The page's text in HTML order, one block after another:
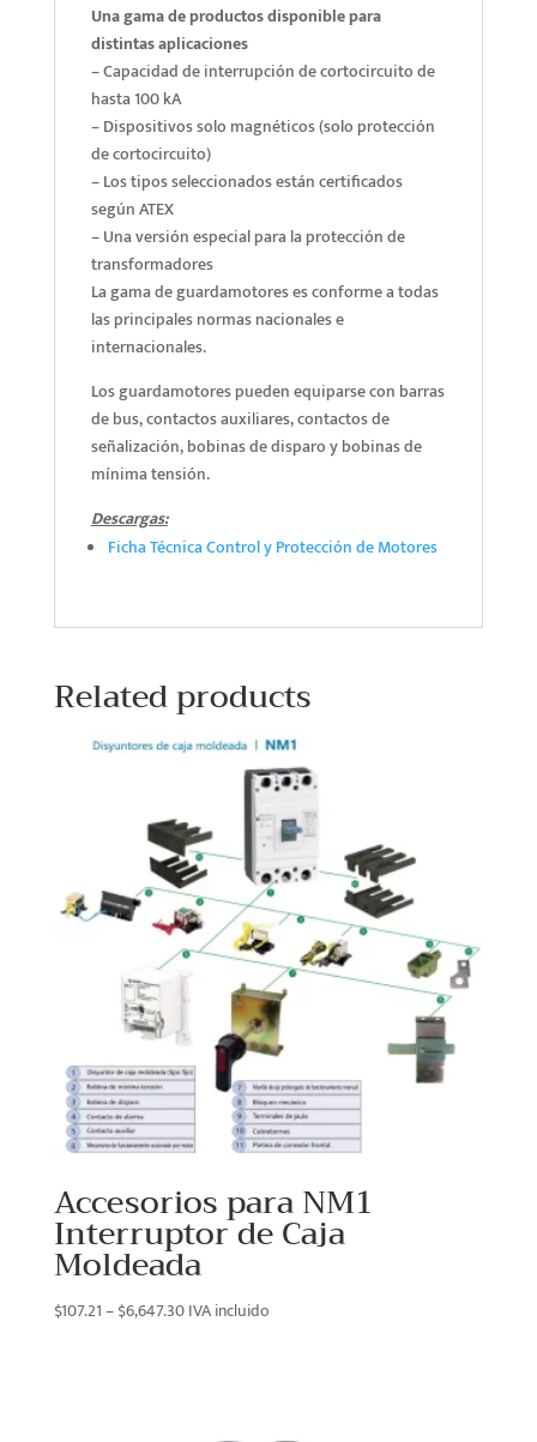
Una gama de productos disponible para
distintas aplicaciones
– Capacidad de interrupción de cortocircuito de
hasta 100 kA
– Dispositivos solo magnéticos (solo protección
de cortocircuito)
– Los tipos seleccionados están certificados
según ATEX
– Una versión especial para la protección de
transformadores
La gama de guardamotores es conforme a todas
las principales normas nacionales e
internacionales.
Los guardamotores pueden equiparse con barras
de bus, contactos auxiliares, contactos de
señalización, bobinas de disparo y bobinas de
mínima tensión.
Descargas:
Ficha Técnica Control y Protección de Motores
Related products
Accesorios para NM1
Interruptor de Caja
Moldeada
$107.21–$6,647.30Price
IVA incluido